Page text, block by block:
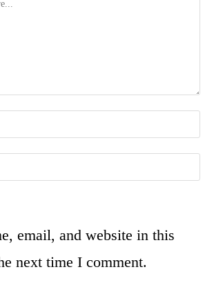
email, and website in this
next time I comment.